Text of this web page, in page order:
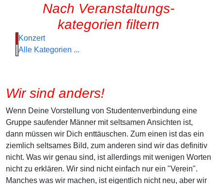
Nach Veranstaltungs-
kategorien filtern
Konzert
Alle Kategorien ...
Wir sind anders!
Wenn Deine Vorstellung von Studentenverbindung eine
Gruppe saufender Männer mit seltsamen Ansichten ist,
dann müssen wir Dich enttäuschen. Zum einen ist das ein
ziemlich seltsames Bild, zum anderen sind wir das definitiv
nicht. Was wir genau sind, ist allerdings mit wenigen Worten
nicht zu erklären. Wir sind nicht einfach nur ein "Verein".
Manches was wir machen, ist eigentlich nicht neu, aber wir